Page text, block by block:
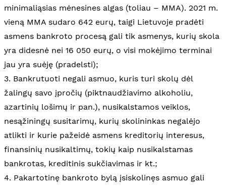
minimaliąsias mėnesines algas (toliau – MMA). 2021 m.
vieną MMA sudaro 642 eurų, taigi Lietuvoje pradėti
asmens bankroto procesą gali tik asmenys, kurių skola
yra didesnė nei 16 050 eurų, o visi mokėjimo terminai
jau yra suėję (pradelsti);
3. Bankrutuoti negali asmuo, kuris turi skolų dėl
žalingų savo įpročių (piktnaudžiavimo alkoholiu,
azartinių lošimų ir pan.), nusikalstamos veiklos,
nesąžiningų susitarimų, kurių skolininkas negalėjo
atlikti ir kurie pažeidė asmens kreditorių interesus,
finansinių nusikaltimų, tokių kaip nusikalstamas
bankrotas, kreditinis sukčiavimas ir kt.;
4. Pakartotinę bankroto bylą įsiskolinęs asmuo gali